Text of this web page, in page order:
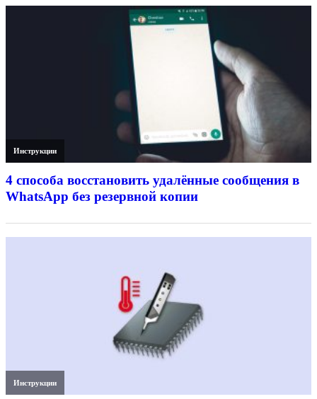
Инструкции
4 способа восстановить удалённые сообщения в
WhatsApp без резервной копии
Инструкции